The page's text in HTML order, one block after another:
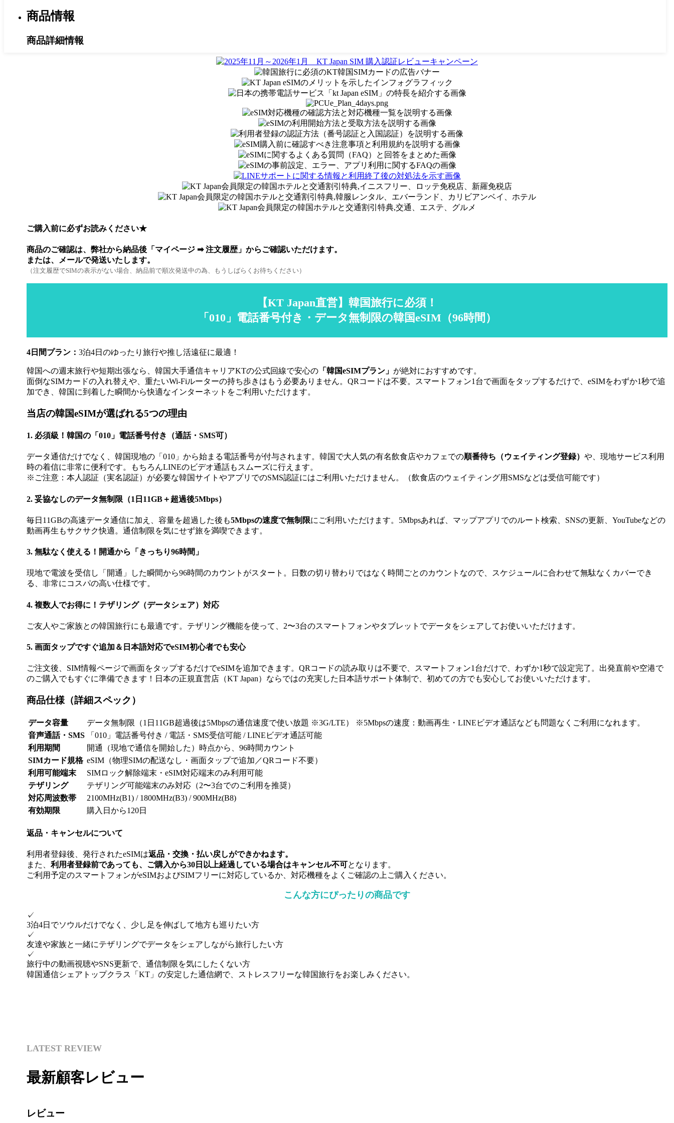
商品情報
商品詳細情報
ご購入前に必ずお読みください★
商品のご確認は、弊社から納品後「マイページ ➡ 注文履歴」からご確認いただけます。
または、メールで発送いたします。
（注文履歴でSIMの表示がない場合、納品前で順次発送中の為、もうしばらくお待ちください）
【KT Japan直営】韓国旅行に必須！
「010」電話番号付き・データ無制限の韓国eSIM（96時間）
4日間プラン： 3泊4日のゆったり旅行や推し活遠征に最適！
韓国への週末旅行や短期出張なら、韓国大手通信キャリアKTの公式回線で安心の 「韓国eSIMプラン」 が絶対におすすめです。
面倒なSIMカードの入れ替えや、重たいWi-Fiルーターの持ち歩きはもう必要ありません。QRコードは不要。スマートフォン1台で画面をタップするだけで、eSIMをわずか1秒で追
加でき、韓国に到着した瞬間から快適なインターネットをご利用いただけます。
当店の韓国eSIMが選ばれる5つの理由
1. 必須級！韓国の「010」電話番号付き（通話・SMS可）
データ通信だけでなく、韓国現地の「010」から始まる電話番号が付与されます。韓国で大人気の有名飲食店やカフェでの順番待ち（ウェイティング登録） や、現地サービス利用
時の着信に非常に便利です。もちろんLINEのビデオ通話もスムーズに行えます。
※ご注意：本人認証（実名認証）が必要な韓国サイトやアプリでのSMS認証にはご利用いただけません。（飲食店のウェイティング用SMSなどは受信可能です）
2. 妥協なしのデータ無制限（1日11GB＋超過後5Mbps）
毎日11GBの高速データ通信に加え、容量を超過した後も5Mbpsの速度で無制限にご利用いただけます。5Mbpsあれば、マップアプリでのルート検索、SNSの更新、YouTubeなどの
動画再生もサクサク快適。通信制限を気にせず旅を満喫できます。
3. 無駄なく使える！開通から「きっちり96時間」
現地で電波を受信し「開通」した瞬間から96時間のカウントがスタート。日数の切り替わりではなく時間ごとのカウントなので、スケジュールに合わせて無駄なくカバーでき
る、非常にコスパの高い仕様です。
4. 複数人でお得に！テザリング（データシェア）対応
ご友人やご家族との韓国旅行にも最適です。テザリング機能を使って、2〜3台のスマートフォンやタブレットでデータをシェアしてお使いいただけます。
5. 画面タップですぐ追加＆日本語対応でeSIM初心者でも安心
ご注文後、SIM情報ページで画面をタップするだけでeSIMを追加できます。QRコードの読み取りは不要で、スマートフォン1台だけで、わずか1秒で設定完了。出発直前や空港で
のご購入でもすぐに準備できます！日本の正規直営店（KT Japan）ならではの充実した日本語サポート体制で、初めての方でも安心してお使いいただけます。
商品仕様（詳細スペック）
データ容量 データ無制限（1日11GB超過後は5Mbpsの通信速度で使い放題 ※3G/LTE）
※5Mbpsの速度：動画再生・LINEビデオ通話なども問題なくご利用になれます。
音声通話・SMS
「010」電話番号付き / 電話・SMS受信可能 / LINEビデオ通話可能
利用期間
開通（現地で通信を開始した）時点から、96時間カウント
SIMカード規格 eSIM（物理SIMの配送なし・画面タップで追加／QRコード不要）
利用可能端末
SIMロック解除端末・eSIM対応端末のみ利用可能
テザリング
テザリング可能端末のみ対応（2〜3台でのご利用を推奨）
対応周波数帯
2100MHz(B1) / 1800MHz(B3) / 900MHz(B8)
有効期限
購入日から120日
返品・キャンセルについて
利用者登録後、発行されたeSIMは返品・交換・払い戻しができかねます。
また、 利用者登録前であっても、ご購入から30日以上経過している場合はキャンセル不可 となります。
ご利用予定のスマートフォンがeSIMおよびSIMフリーに対応しているか、対応機種をよくご確認の上ご購入ください。
こんな方にぴったりの商品です
✓
3泊4日でソウルだけでなく、少し足を伸ばして地方も巡りたい方
✓
友達や家族と一緒にテザリングでデータをシェアしながら旅行したい方
✓
旅行中の動画視聴やSNS更新で、通信制限を気にしたくない方
韓国通信シェアトップクラス「KT」の安定した通信網で、ストレスフリーな韓国旅行をお楽しみください。
LATEST REVIEW
最新顧客レビュー
レビュー